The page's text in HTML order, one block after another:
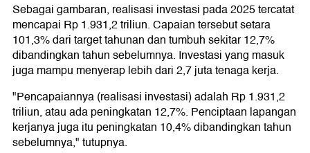
Sebagai gambaran, realisasi investasi pada 2025 tercatat
mencapai Rp 1.931,2 triliun. Capaian tersebut setara
101,3% dari target tahunan dan tumbuh sekitar 12,7%
dibandingkan tahun sebelumnya. Investasi yang masuk
juga mampu menyerap lebih dari 2,7 juta tenaga kerja.
"Pencapaiannya (realisasi investasi) adalah Rp 1.931,2
triliun, atau ada peningkatan 12,7%. Penciptaan lapangan
kerjanya juga itu peningkatan 10,4% dibandingkan tahun
sebelumnya," tutupnya.